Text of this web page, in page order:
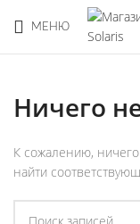
МЕНЮ
Ничего
К сожалению,
найти